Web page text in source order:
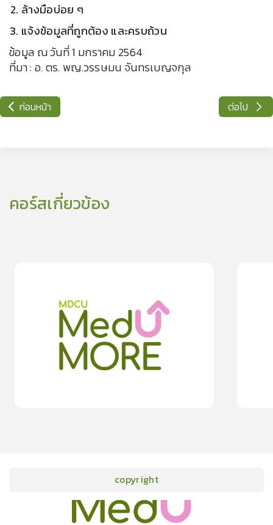
ล้างมือบ่อย ๆ
แจ้งข้อมูลที่ถูกต้อง และครบถ้วน
ข้อมูล ณ วันที่ 1 มกราคม 2564
ที่มา : อ. ตร. พญ.วรรษมน จันทรเบญจกุล
ก่อนหน้า ต่อไป
คอร์สเกี่ยวข้อง
ปฏิบัติตัวอย่างไรภายหลังกลับจากเทศกาลสงกรานต์
0.0 0rating)
moreDetails
copyright
onlineCourses academicConferencesnewsinfographic